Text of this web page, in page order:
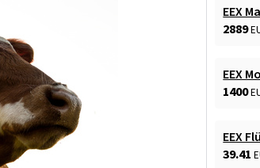
EEX
2889
EEX
1400
EEX
39.41